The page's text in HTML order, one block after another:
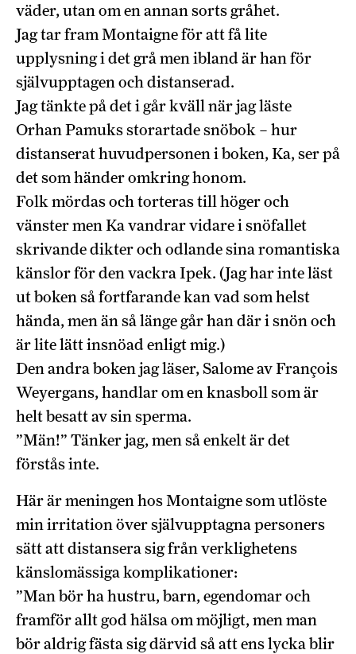
väder, utan om en annan sorts gråhet.
Jag tar fram Montaigne för att få lite
upplysning i det grå men ibland är han för
självupptagen och distanserad.
Jag tänkte på det i går kväll när jag läste
Orhan Pamuks storartade snöbok – hur
distanserat huvudpersonen i boken, Ka, ser på
det som händer omkring honom.
Folk mördas och torteras till höger och
vänster men Ka vandrar vidare i snöfallet
skrivande dikter och odlande sina romantiska
känslor för den vackra Ipek. (Jag har inte läst
ut boken så fortfarande kan vad som helst
hända, men än så länge går han där i snön och
är lite lätt insnöad enligt mig.)
Den andra boken jag läser, Salome av François
Weyergans, handlar om en knasboll som är
helt besatt av sin sperma.
”Män!” Tänker jag, men så enkelt är det
förstås inte.
Här är meningen hos Montaigne som utlöste
min irritation över självupptagna personers
sätt att distansera sig från verklighetens
känslomässiga komplikationer:
”Man bör ha hustru, barn, egendomar och
framför allt god hälsa om möjligt, men man
bör aldrig fästa sig därvid så att ens lycka blir